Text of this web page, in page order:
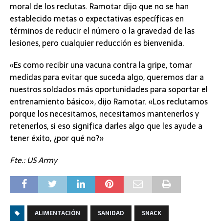
moral de los reclutas. Ramotar dijo que no se han
establecido metas o expectativas específicas en
términos de reducir el número o la gravedad de las
lesiones, pero cualquier reducción es bienvenida.
«Es como recibir una vacuna contra la gripe, tomar
medidas para evitar que suceda algo, queremos dar a
nuestros soldados más oportunidades para soportar el
entrenamiento básico», dijo Ramotar. «Los reclutamos
porque los necesitamos, necesitamos mantenerlos y
retenerlos, si eso significa darles algo que les ayude a
tener éxito, ¿por qué no?»
Fte.: US Army
ALIMENTACIÓN SANIDAD
SNACK